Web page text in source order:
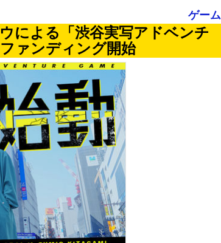
ゲーム
による「渋谷実写アドベンチ
ァンディング開始